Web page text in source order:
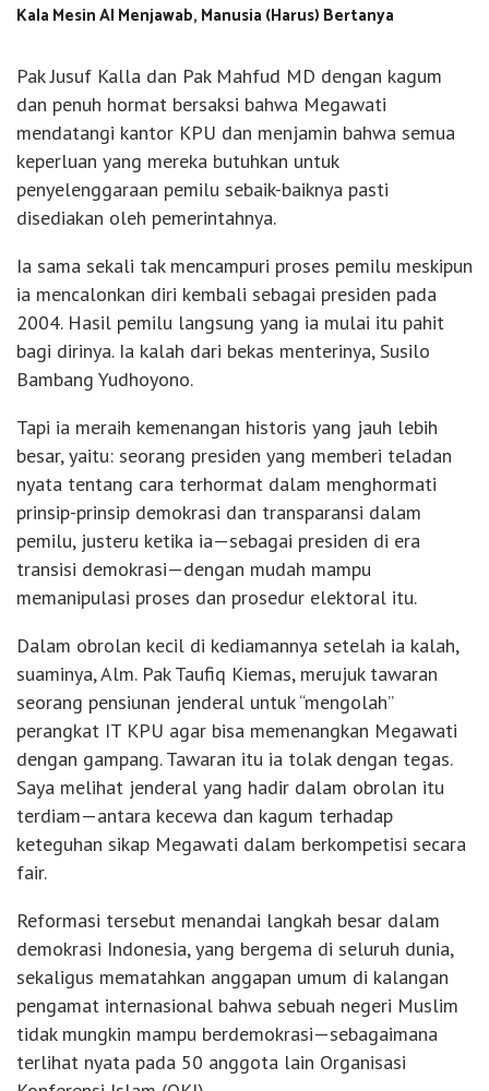
Kala Mesin AI Menjawab, Manusia (Harus) Bertanya
Pak Jusuf Kalla dan Pak Mahfud MD dengan kagum
dan penuh hormat bersaksi bahwa Megawati
mendatangi kantor KPU dan menjamin bahwa semua
keperluan yang mereka butuhkan untuk
penyelenggaraan pemilu sebaik-baiknya pasti
disediakan oleh pemerintahnya.
Ia sama sekali tak mencampuri proses pemilu meskipun
ia mencalonkan diri kembali sebagai presiden pada
2004. Hasil pemilu langsung yang ia mulai itu pahit
bagi dirinya. Ia kalah dari bekas menterinya, Susilo
Bambang Yudhoyono.
Tapi ia meraih kemenangan historis yang jauh lebih
besar, yaitu: seorang presiden yang memberi teladan
nyata tentang cara terhormat dalam menghormati
prinsip-prinsip demokrasi dan transparansi dalam
pemilu, justeru ketika ia—sebagai presiden di era
transisi demokrasi—dengan mudah mampu
memanipulasi proses dan prosedur elektoral itu.
Dalam obrolan kecil di kediamannya setelah ia kalah,
suaminya, Alm. Pak Taufiq Kiemas, merujuk tawaran
seorang pensiunan jenderal untuk “mengolah”
perangkat IT KPU agar bisa memenangkan Megawati
dengan gampang. Tawaran itu ia tolak dengan tegas.
Saya melihat jenderal yang hadir dalam obrolan itu
terdiam—antara kecewa dan kagum terhadap
keteguhan sikap Megawati dalam berkompetisi secara
fair.
Reformasi tersebut menandai langkah besar dalam
demokrasi Indonesia, yang bergema di seluruh dunia,
sekaligus mematahkan anggapan umum di kalangan
pengamat internasional bahwa sebuah negeri Muslim
tidak mungkin mampu berdemokrasi—sebagaimana
terlihat nyata pada 50 anggota lain Organisasi